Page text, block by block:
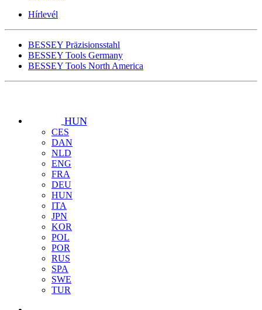
Hírlevél
BESSEY Präzisionsstahl
BESSEY Tools Germany
BESSEY Tools North America
HUN
CES
DAN
NLD
ENG
FRA
DEU
HUN
ITA
JPN
KOR
POL
POR
RUS
SPA
SWE
TUR